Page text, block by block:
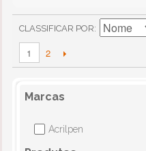
CLASSIFICAR POR
1 2
Marcas
Acrilpen